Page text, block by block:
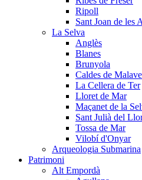
Ripoll
Sant Joan de les
La Selva
Anglès
Blanes
Brunyola
Caldes de
La Cellera de Ter
Lloret de Mar
Maçanet de la
Sant Julià del
Tossa de Mar
Vilobí d'Onyar
Arqueologia Submarina
Patrimoni
Alt Empordà